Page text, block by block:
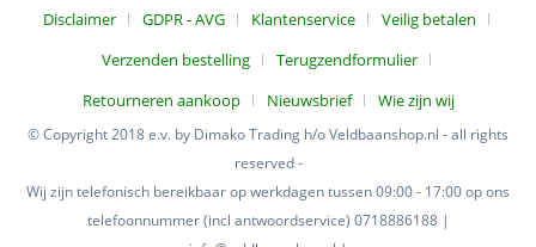
Disclaimer
GDPR - AVG Klantenservice
Veilig betalen
Verzenden bestelling
Terugzendformulier
Retourneren aankoop
Nieuwsbrief Wie zijn wij
© Copyright 2018 e.v. by Dimako Trading h/o Veldbaanshop.nl - all rights
reserved -
Wij zijn telefonisch bereikbaar op werkdagen tussen 09:00 - 17:00 op ons
telefoonnummer (incl antwoordservice) 0718886188 |